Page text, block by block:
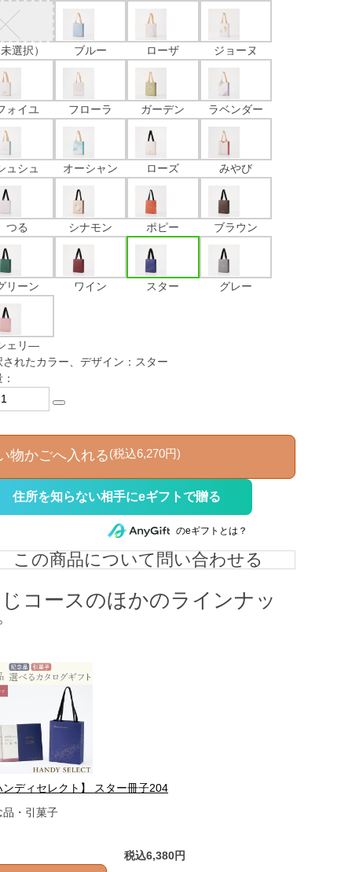
選択） ブルー ローザ ジョーヌ
ォイユ フローラ ガーデン ラベンダー
ュシュ オーシャン ローズ みやび
つる シナモン ポピー ブラウン
リーン ワイン スター グレー
ェリ―
されたカラー、デザイン：スター
物かごへ入れる(税込6,270円)
住所を知らない相手にeギフトで贈る
のeギフトとは？
この商品について問い合わせる
コースのほかのラインナッ
ンディセレクト】 スター冊子204
品・引菓子
税込6,380円